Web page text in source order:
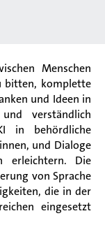
Menschen
bitten, komplette
und Ideen in
verständlich
in behördliche
und Dialoge
erleichtern. Die
von Sprache
die in der
eingesetzt